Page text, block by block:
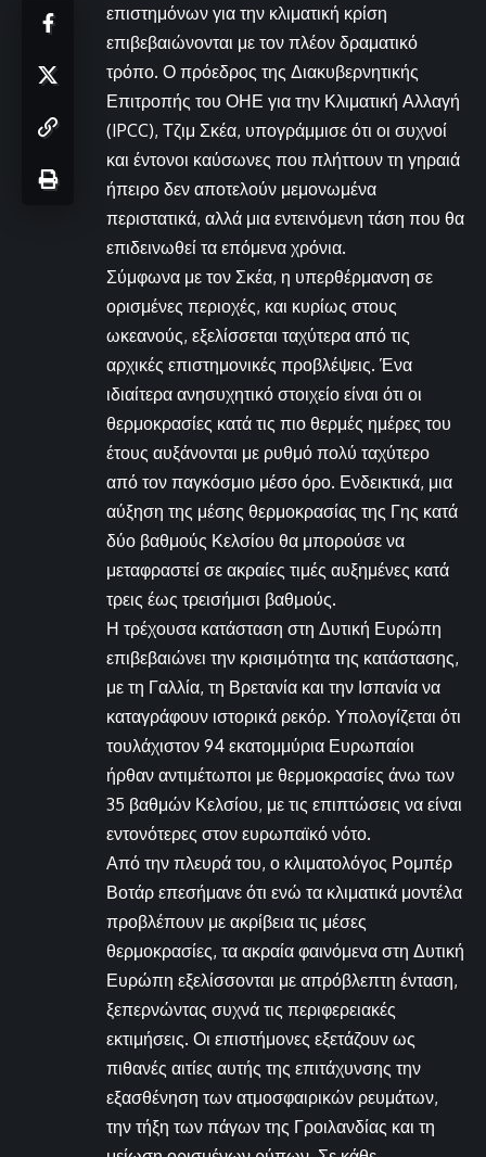
επιστημόνων για την κλιματική κρίση
επιβεβαιώνονται με τον πλέον δραματικό
τρόπο. Ο πρόεδρος της Διακυβερνητικής
Επιτροπής του ΟΗΕ για την Κλιματική Αλλαγή
(IPCC), Τζιμ Σκέα, υπογράμμισε ότι οι συχνοί
και έντονοι καύσωνες που πλήττουν τη γηραιά
ήπειρο δεν αποτελούν μεμονωμένα
περιστατικά, αλλά μια εντεινόμενη τάση που θα
επιδεινωθεί τα επόμενα χρόνια.
Σύμφωνα με τον Σκέα, η υπερθέρμανση σε
ορισμένες περιοχές, και κυρίως στους
ωκεανούς, εξελίσσεται ταχύτερα από τις
αρχικές επιστημονικές προβλέψεις. Ένα
ιδιαίτερα ανησυχητικό στοιχείο είναι ότι οι
θερμοκρασίες κατά τις πιο θερμές ημέρες του
έτους αυξάνονται με ρυθμό πολύ ταχύτερο
από τον παγκόσμιο μέσο όρο. Ενδεικτικά, μια
αύξηση της μέσης θερμοκρασίας της Γης κατά
δύο βαθμούς Κελσίου θα μπορούσε να
μεταφραστεί σε ακραίες τιμές αυξημένες κατά
τρεις έως τρεισήμισι βαθμούς.
Η τρέχουσα κατάσταση στη Δυτική Ευρώπη
επιβεβαιώνει την κρισιμότητα της κατάστασης,
με τη Γαλλία, τη Βρετανία και την Ισπανία να
καταγράφουν ιστορικά ρεκόρ. Υπολογίζεται ότι
τουλάχιστον 94 εκατομμύρια Ευρωπαίοι
ήρθαν αντιμέτωποι με θερμοκρασίες άνω των
35 βαθμών Κελσίου, με τις επιπτώσεις να είναι
εντονότερες στον ευρωπαϊκό νότο.
Από την πλευρά του, ο κλιματολόγος Ρομπέρ
Βοτάρ επεσήμανε ότι ενώ τα κλιματικά μοντέλα
προβλέπουν με ακρίβεια τις μέσες
θερμοκρασίες, τα ακραία φαινόμενα στη Δυτική
Ευρώπη εξελίσσονται με απρόβλεπτη ένταση,
ξεπερνώντας συχνά τις περιφερειακές
εκτιμήσεις. Οι επιστήμονες εξετάζουν ως
πιθανές αιτίες αυτής της επιτάχυνσης την
εξασθένηση των ατμοσφαιρικών ρευμάτων,
την τήξη των πάγων της Γροιλανδίας και τη